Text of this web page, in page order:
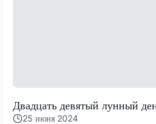
Двадцать девятый лунный
25 июня 2024